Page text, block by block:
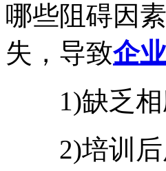
哪些阻碍因
失，导致企
1)缺乏相
2)培训后